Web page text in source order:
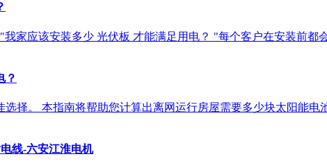
家应该安装多少 光伏板 才能满足用电？ "每个客户在安装前
？
择。 本指南将帮助您计算出离网运行房屋需要多少块太阳能
线-六安江淮电机